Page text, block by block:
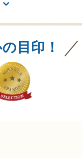
目印！